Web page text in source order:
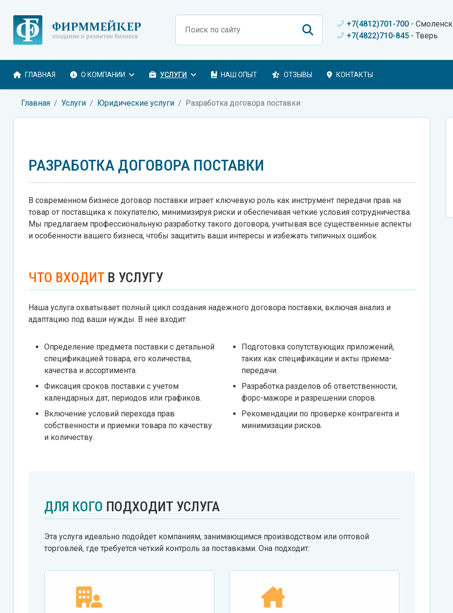
Поиск +7(4812)701-700 - Смоленск
+7(4822)710-845 - Тверь
ГЛАВНАЯ О КОМПАНИИ УСЛУГИ НАШ ОПЫТ ОТЗЫВЫ КОНТАКТЫ
Главная Услуги Юридические услуги Разработка договора поставки
РАЗРАБОТКА ДОГОВОРА ПОСТАВКИ
В современном бизнесе договор поставки играет ключевую роль как инструмент передачи прав на
товар от поставщика к покупателю, минимизируя риски и обеспечивая четкие условия сотрудничества.
Мы предлагаем профессиональную разработку такого договора, учитывая все существенные аспекты
и особенности вашего бизнеса, чтобы защитить ваши интересы и избежать типичных ошибок.
ЧТО ВХОДИТ В УСЛУГУ
Наша услуга охватывает полный цикл создания надежного договора поставки, включая анализ и
адаптацию под ваши нужды. В нее входит:
Определение предмета поставки с детальной
спецификацией товара, его количества,
качества и ассортимента.
Фиксация сроков поставки с учетом
календарных дат, периодов или графиков.
Включение условий перехода прав
собственности и приемки товара по качеству
и количеству.
Подготовка сопутствующих приложений,
таких как спецификации и акты приема-
передачи.
Разработка разделов об ответственности,
форс-мажоре и разрешении споров.
Рекомендации по проверке контрагента и
минимизации рисков.
ДЛЯ КОГО ПОДХОДИТ УСЛУГА
Эта услуга идеально подойдет компаниям, занимающимся производством или оптовой
торговлей, где требуется четкий контроль за поставками. Она подходит: